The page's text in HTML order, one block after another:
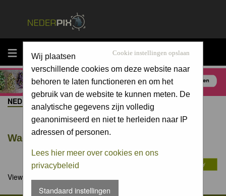
MENU Cookie instellingen opslaan
Wij plaatsen
verschillende cookies om deze website naar
behoren te laten functioneren en om het
gebruik van de website te kunnen meten. De
analytische gegevens zijn volledig
geanonimiseerd en niet te herleiden naar IP
adressen of personen.
Lees hier meer over cookies en ons
privacybeleid
Standaard instellingen
NEDERPIX.NL FORUM INDEX
Wachttijd/Plaatsen
View previous topic